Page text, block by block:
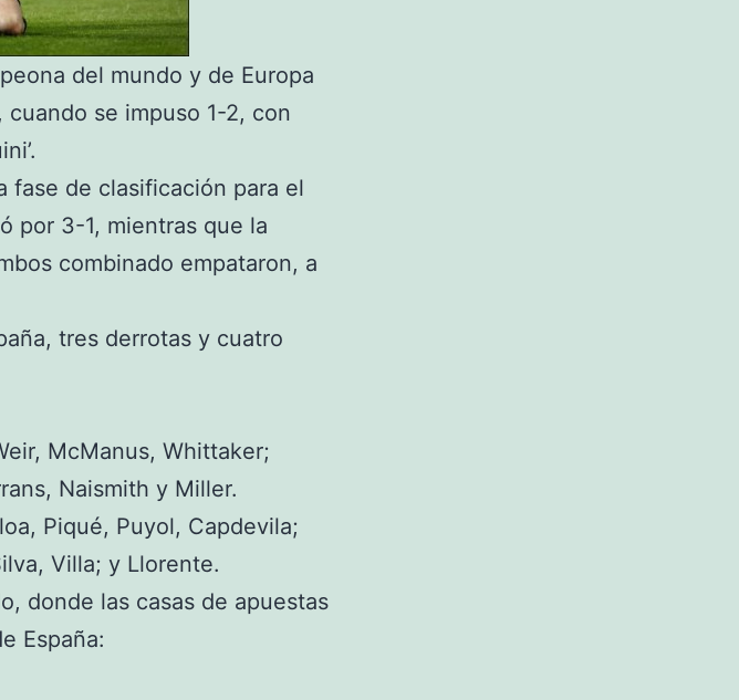
del mundo y de Europa
cuando se impuso 1-2, con
fase de clasificación para el
por 3-1, mientras que la
combinado empataron, a
tres derrotas y cuatro
McManus, Whittaker;
Naismith y Miller.
Piqué, Puyol, Capdevila;
Villa; y Llorente.
donde las casas de apuestas
España: